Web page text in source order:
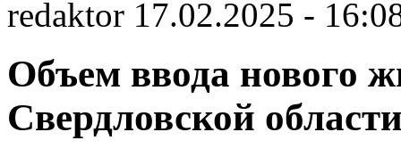
redaktor 17.02.2025 -
Объем ввода нового
Свердловской